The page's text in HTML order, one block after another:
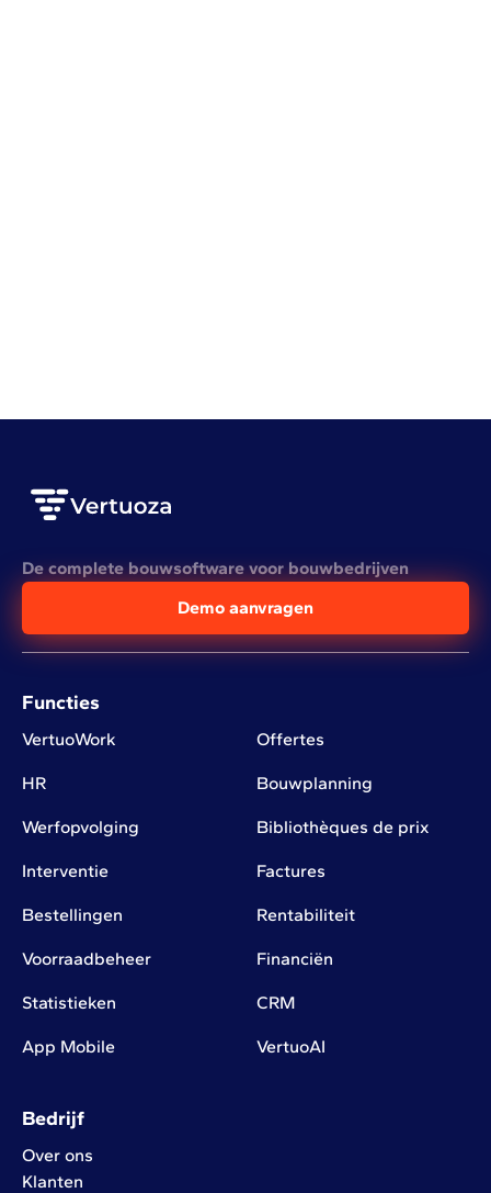
De complete bouwsoftware voor bouwbedrijven
Demo aanvragen
Functies
VertuoWork Offertes
HR Bouwplanning
Werfopvolging Bibliothèques de prix
Interventie Factures
Bestellingen Rentabiliteit
Voorraadbeheer Financiën
Statistieken CRM
App Mobile VertuoAI
Bedrijf
Over ons
Klanten